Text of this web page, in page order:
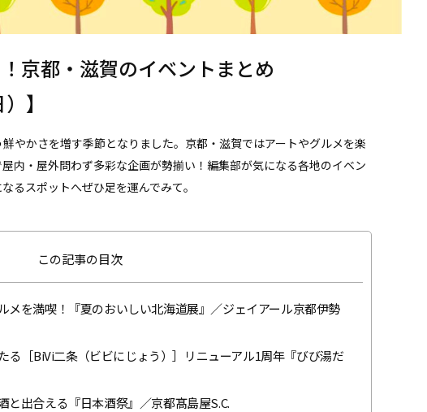
京都・滋賀のイベントまとめ
】
やかさを増す季節となりました。京都・滋賀ではアートやグルメを楽
内・屋外問わず多彩な企画が勢揃い！編集部が気になる各地のイベン
るスポットへぜひ足を運んでみて。
この記事の目次
メを満喫！『夏のおいしい北海道展』／ジェイアール京都伊勢
る［BiVi二条（ビビにじょう）］リニューアル1周年『びび湯だ
と出合える『日本酒祭』／京都髙島屋S.C.